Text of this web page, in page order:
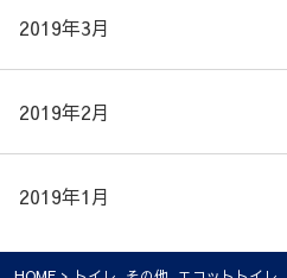
2019年3月
2019年2月
2019年1月